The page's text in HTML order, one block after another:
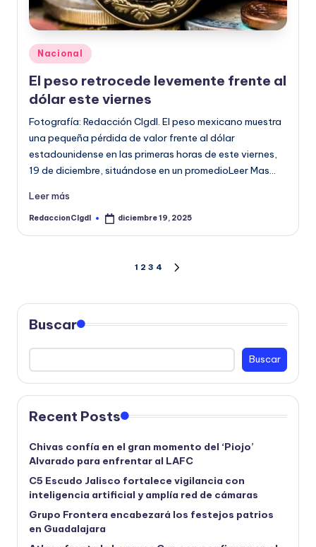
Publicado
en
Nacional
El peso retrocede levemente frente al
dólar este viernes
Fotografía: Redacción CIgdl. El peso mexicano muestra
una pequeña pérdida de valor frente al dólar
estadounidense en las primeras horas de este viernes,
19 de diciembre, situándose en un promedioLeer Mas…
Leer más
Publicado
RedaccionCIgdl diciembre 19, 2025
de
entradas
1 2 3 4
Buscar
Buscar
Recent Posts
Chivas confía en el gran momento del ‘Piojo’
Alvarado para enfrentar al LAFC
C5 Escudo Jalisco fortalece vigilancia con
inteligencia artificial y amplía red de cámaras
Grupo Frontera encabezará los festejos patrios
en Guadalajara